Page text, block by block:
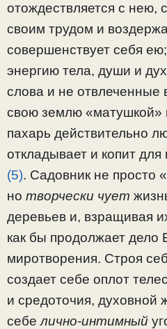
отождествляется с нею,
своим трудом и
совершенствует себя
энергию тела, души и
слова и не отвлеченные
свою землю «матушкой»
пахарь действительно
откладывает и копит для
(5). Садовник не просто
но твор­чески чует
деревьев и, взращивая
как бы продолжает дело
миротворения. Строя
создает себе оплот
и средоточия, духовной
себелично-интимный